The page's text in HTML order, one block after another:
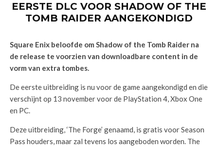
EERSTE DLC VOOR SHADOW OF THE
TOMB RAIDER AANGEKONDIGD
Square Enix beloofde om Shadow of the Tomb Raider na
de release te voorzien van downloadbare content in de
vorm van extra tombes.
De eerste uitbreiding is nu voor de game aangekondigd en die
verschijnt op 13 november voor de PlayStation 4, Xbox One
en PC.
Deze uitbreiding, ‘The Forge’ genaamd, is gratis voor Season
Pass houders, maar zal tevens los aangeboden worden. The